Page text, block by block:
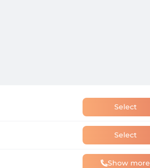
Select
Select
Show more